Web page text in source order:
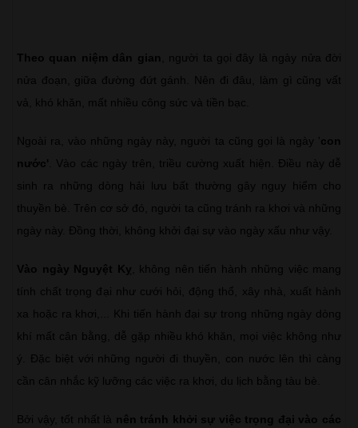
Theo quan niệm dân gian
, người ta gọi đây là ngày nửa đời
nửa đoạn, giữa đường đứt gánh. Nên đi đâu, làm gì cũng vất
vả, khó khăn, mất nhiều công sức và tiền bạc.
Ngoài ra, vào những ngày này, người ta cũng gọi là ngày 'con
nước' . Vào các ngày trên, triều cường xuất hiện. Điều này dễ
sinh ra những dòng hải lưu bất thường gây nguy hiểm cho
thuyền bè. Trên cơ sở đó, người ta cũng tránh ra khơi và những
ngày này. Đồng thời, không khởi đại sự vào ngày xấu như vậy.
Vào ngày Nguyệt Kỵ , không nên tiến hành những việc mang
tính chất trọng đại như cưới hỏi, động thổ, xây nhà, xuất hành
xa hoặc ra khơi,... Khi tiến hành đại sự trong những ngày dòng
khí mất cân bằng, dễ gặp nhiều khó khăn, mọi việc không như
ý. Đặc biệt với những người đi thuyền, con nước lên thì càng
cần cân nhắc kỹ lưỡng các việc ra khơi, du lịch bằng tàu bè.
Bởi vậy, tốt nhất là nên tránh khởi sự việc trọng đại vào các